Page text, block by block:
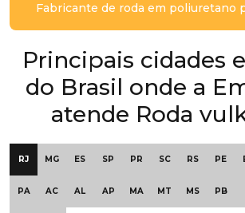
Empresa de polia em poliuretano
Empresa de poliuretano aditivado
Empresa de poliuretano com grafeno
Empresa de revestimento de polia
Empresa de revestimento de polia em
Fabricante de roda em poliuretano
Principais cidades
do Brasil onde a
atende Roda
RJ MG ES SP PR SC RS PE
PA AC AL AP MA MT MS PB